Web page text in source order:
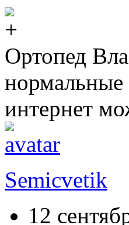
Ортопед
нормальные
интернет
Semicvetik
12